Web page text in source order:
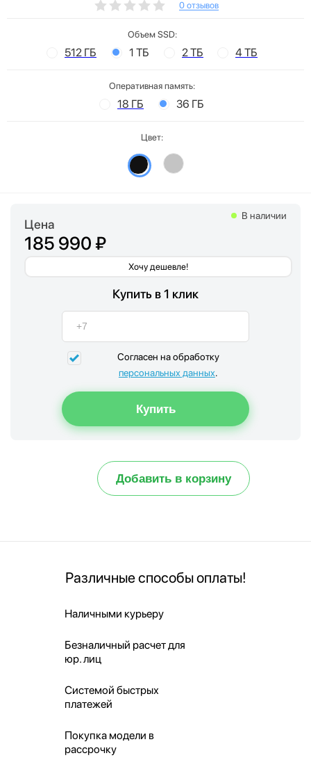
0 отзывов
Объем SSD:
512 ГБ 1 ТБ 2 ТБ 4 ТБ
Оперативная память:
18 ГБ 36 ГБ
Цвет:
Цена
185 990 ₽
Хочу дешевле!
В наличии
Купить в 1 клик
Согласен на обработку
персональных данных.
Добавить в корзину
Различные способы оплаты!
Наличными курьеру
Безналичный расчет для
юр. лиц
Системой быстрых
платежей
Покупка модели в
рассрочку